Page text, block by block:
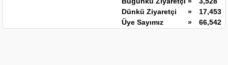
Dünkü Ziyaretçi
»
17,453
Üye Sayımız
» 66,542